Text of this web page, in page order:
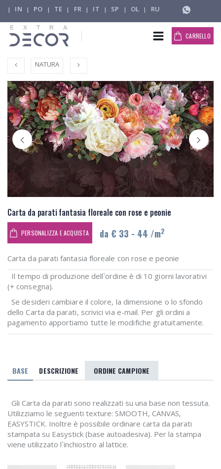
| IN | PO | TE | FR | IT | SP | OL | RU
CARRELLO
NATURA
Carta da parati fantasia floreale con rose e peonie
PERSONALIZZA E ACQUISTA da € 33 - 44 /m2
Carta da parati fantasia floreale con rose e peonie
Il tempo di produzione dell`ordine è di 10 giorni lavorativi
(+ consegna).
Se desideri cambiare il colore, la dimensione o lo sfondo
dello Carta da parati, scrivici via e-mail. Per gli ordini a
pagamento apportiamo tutte le modifiche gratuitamente.
BASE DESCRIZIONE ORDINE CAMPIONE
Gli Carta da parati sono realizzati su una base non tessuta.
Utilizziamo le seguenti texture: SMOOTH, CANVAS,
EASYSTICK. Inoltre è possibile ordinare carta da parati
stampata su Easystick (base autoadesiva). Per la stampa
viene utilizzato l`inchiostro al lattice.